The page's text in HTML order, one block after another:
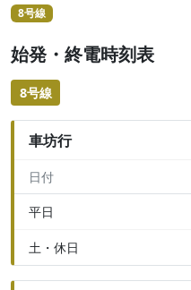
8号線
始発・終電時刻表
8号線
車坊行
日付
平日
土・休日